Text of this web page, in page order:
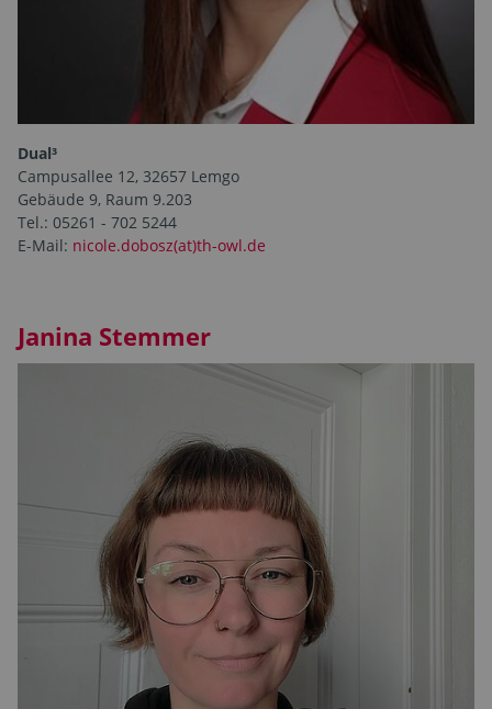
Dual³
Campusallee 12, 32657 Lemgo
Gebäude 9, Raum 9.203
Tel.: 05261 - 702 5244
E-Mail: nicole.dobosz(at)th-owl.de
Janina Stemmer